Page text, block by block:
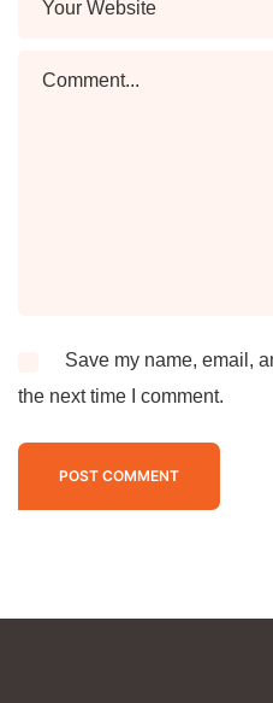
Save my name, email,
the next time I comment.
POST COMMENT